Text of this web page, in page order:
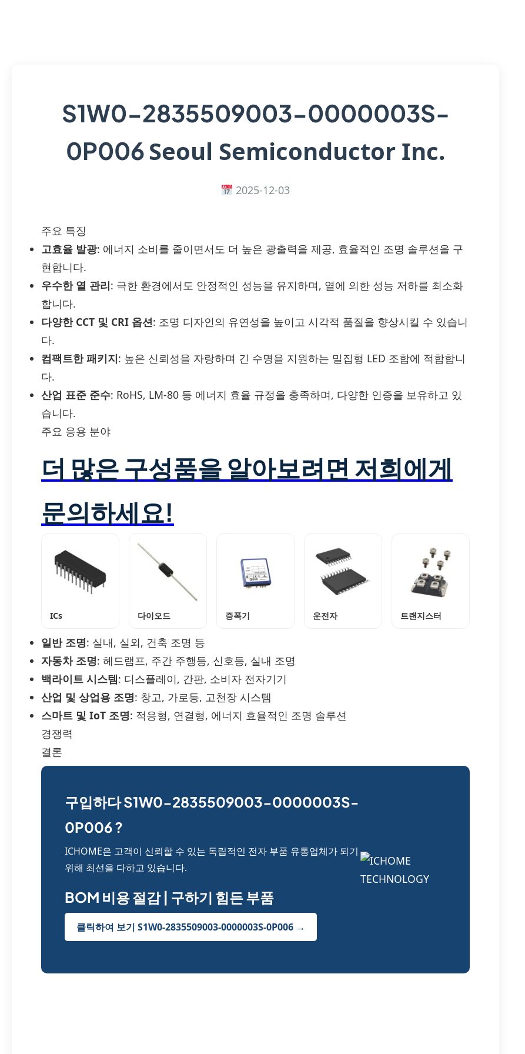
S1W0-2835509003-0000003S-
0P006Seoul Semiconductor Inc.
2025-12-03
주요 특징
고효율 발광: 에너지 소비를 줄이면서도 더 높은 광출력을 제공, 효율적인 조명 솔루션을 구
현합니다.
우수한 열 관리: 극한 환경에서도 안정적인 성능을 유지하며, 열에 의한 성능 저하를 최소화
합니다.
다양한 CCT 및 CRI 옵션: 조명 디자인의 유연성을 높이고 시각적 품질을 향상시킬 수 있습니
다.
컴팩트한 패키지: 높은 신뢰성을 자랑하며 긴 수명을 지원하는 밀집형 LED 조합에 적합합니
다.
산업 표준 준수: RoHS, LM-80 등 에너지 효율 규정을 충족하며, 다양한 인증을 보유하고 있
습니다.
주요 응용 분야
더 많은 구성품을 알아보려면 저희에게
문의하세요!
ICs 다이오드 증폭기 운전자 트랜지스터
일반 조명: 실내, 실외, 건축 조명 등
자동차 조명: 헤드램프, 주간 주행등, 신호등, 실내 조명
백라이트 시스템: 디스플레이, 간판, 소비자 전자기기
산업 및 상업용 조명: 창고, 가로등, 고천장 시스템
스마트 및 IoT 조명: 적응형, 연결형, 에너지 효율적인 조명 솔루션
경쟁력
결론
구입하다 S1W0-2835509003-0000003S-
0P006 ?
ICHOME은 고객이 신뢰할 수 있는 독립적인 전자 부품 유통업체가 되기
위해 최선을 다하고 있습니다.
BOM 비용 절감 | 구하기 힘든 부품
클릭하여 보기 S1W0-2835509003-0000003S-0P006 →